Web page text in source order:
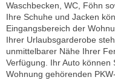
Waschbecken, WC, Föhn
Ihre Schuhe und Jacken
Eingangsbereich der
Ihrer Urlaubsgarderobe
unmittelbarer Nähe Ihrer
Verfügung. Ihr Auto
Wohnung gehörenden